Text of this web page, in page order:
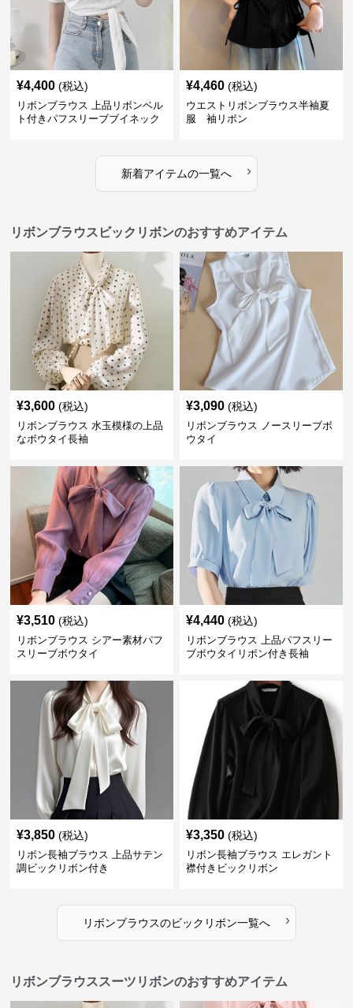
¥4,400 (税込)
リボンブラウス 上品リボンベル
ト付きパフスリーブブイネック
¥4,460 (税込)
ウエストリボンブラウス半袖夏
服 袖リボン
新着アイテムの一覧へ ›
リボンブラウスビックリボンのおすすめアイテム
¥3,600 (税込)
リボンブラウス 水玉模様の上品
なボウタイ長袖
¥3,090 (税込)
リボンブラウス ノースリーブボ
ウタイ
¥3,510 (税込)
リボンブラウス シアー素材パフ
スリーブボウタイ
¥4,440 (税込)
リボンブラウス 上品パフスリー
ブボウタイリボン付き長袖
¥3,850 (税込)
リボン長袖ブラウス 上品サテン
調ビックリボン付き
¥3,350 (税込)
リボン長袖ブラウス エレガント
襟付きビックリボン
リボンブラウスのビックリボン一覧へ ›
リボンブラウススーツリボンのおすすめアイテム